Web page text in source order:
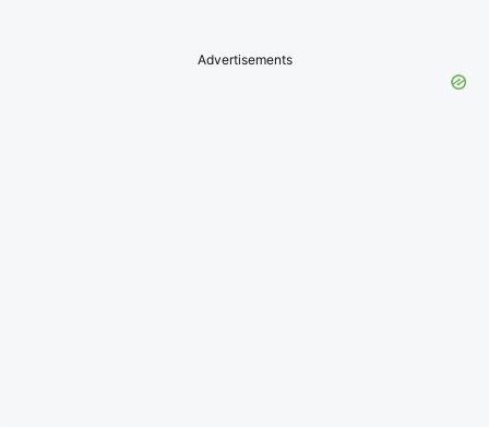
Advertisements